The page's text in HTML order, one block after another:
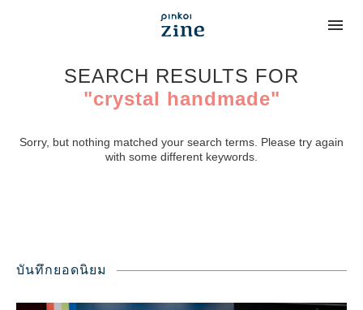
SEARCH RESULTS FOR
"crystal handmade"
Sorry, but nothing matched your search terms. Please try again
with some different keywords.
บันทึกยอดนิยม